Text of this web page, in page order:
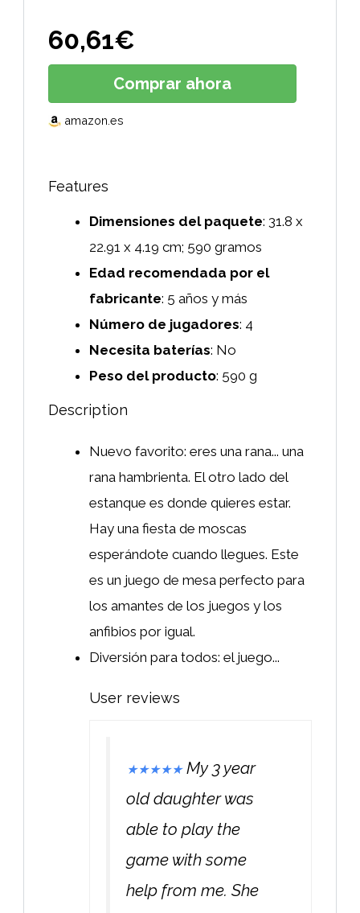
60,61€
Comprar ahora
amazon.es
Features
Dimensiones del paquete: ‎31.8 x
22.91 x 4.19 cm; 590 gramos
Edad recomendada por el
fabricante: ‎5 años y más
Número de jugadores: ‎4
Necesita baterías: ‎No
Peso del producto: ‎590 g
Description
Nuevo favorito: eres una rana... una
rana hambrienta. El otro lado del
estanque es donde quieres estar.
Hay una fiesta de moscas
esperándote cuando llegues. Este
es un juego de mesa perfecto para
los amantes de los juegos y los
anfibios por igual.
Diversión para todos: el juego...
User reviews
★★★★★ My 3 year
old daughter was
able to play the
game with some
help from me. She